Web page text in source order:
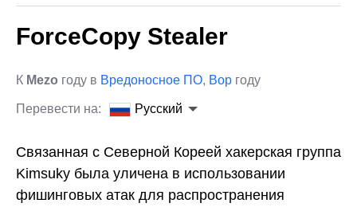
ForceCopy Stealer
К Mezo году в Вредоносное ПО, Вор году
Перевести на: Русский
Связанная с Северной Кореей хакерская группа
Kimsuky была уличена в использовании
фишинговых атак для распространения